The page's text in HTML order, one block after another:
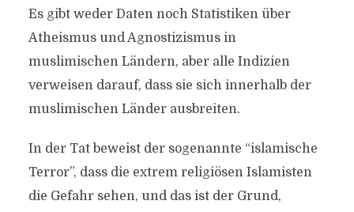
Es gibt weder Daten noch Statistiken über
Atheismus und Agnostizismus in
muslimischen Ländern, aber alle Indizien
verweisen darauf, dass sie sich innerhalb der
muslimischen Länder ausbreiten.
In der Tat beweist der sogenannte “islamische
Terror”, dass die extrem religiösen Islamisten
die Gefahr sehen, und das ist der Grund,